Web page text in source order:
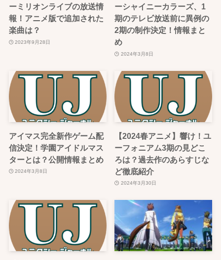
ーミリオンライブの放送情
報！アニメ版で追加された
楽曲は？
2023年9月28日
ーシャイニーカラーズ、1
期のテレビ放送前に異例の
2期の制作決定！情報まと
め
2024年3月8日
アイマス完全新作ゲーム配
信決定！学園アイドルマス
ターとは？公開情報まとめ
2024年3月8日
【2024春アニメ】響け！ユ
ーフォニアム3期の見どこ
ろは？過去作のあらすじな
ど徹底紹介
2024年3月30日